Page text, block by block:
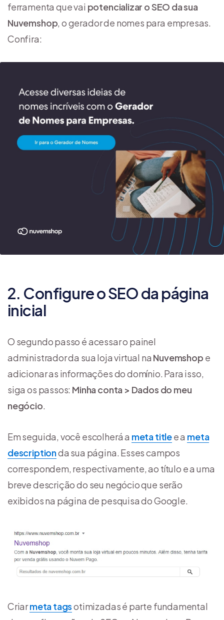
ferramenta que vai potencializar o SEO da sua
Nuvemshop , o gerador de nomes para empresas.
Confira:
2. Configure o SEO da página
inicial
O segundo passo é acessar o painel
administrador da sua loja virtual na Nuvemshop e
adicionar as informações do domínio. Para isso,
siga os passos: Minha conta > Dados do meu
negócio.
Em seguida, você escolherá a meta titlee a meta
descriptionda sua página. Esses campos
correspondem, respectivamente, ao título e a uma
breve descrição do seu negócio que serão
exibidos na página de pesquisa do Google.
Criarmeta tagsotimizadas é parte fundamental